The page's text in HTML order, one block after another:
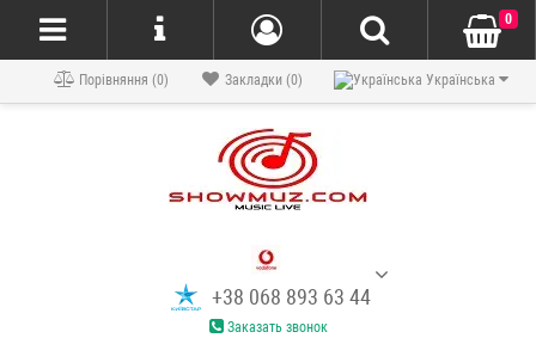
Українська
Закладки (0)
Порівняння (0)
+38 068 893 63 44
Заказать звонок
0